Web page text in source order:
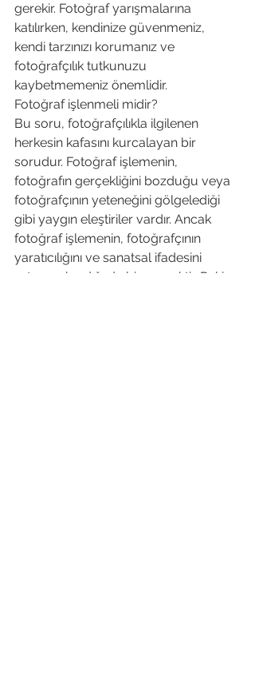
gerekir. Fotoğraf yarışmalarına
katılırken, kendinize güvenmeniz,
kendi tarzınızı korumanız ve
fotoğrafçılık tutkunuzu
kaybetmemeniz önemlidir.
Fotoğraf işlenmeli midir?
Bu soru, fotoğrafçılıkla ilgilenen
herkesin kafasını kurcalayan bir
sorudur. Fotoğraf işlemenin,
fotoğrafın gerçekliğini bozduğu veya
fotoğrafçının yeteneğini gölgelediği
gibi yaygın eleştiriler vardır. Ancak
fotoğraf işlemenin, fotoğrafçının
yaratıcılığını ve sanatsal ifadesini
ortaya çıkardığı da bir gerçektir. Peki